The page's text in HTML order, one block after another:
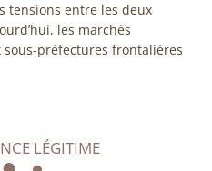
tensions entre les deux
les marchés
préfectures frontalières
LÉGITIME